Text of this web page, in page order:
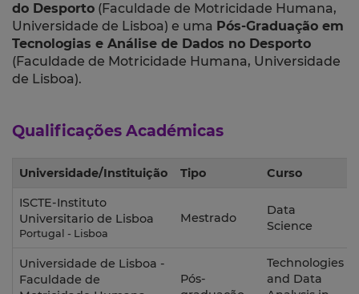
do Desporto (Faculdade de Motricidade Humana,
Universidade de Lisboa) e uma Pós-Graduação em
Tecnologias e Análise de Dados no Desporto
(Faculdade de Motricidade Humana, Universidade
de Lisboa).
Qualificações Académicas
Universidade/Instituição Tipo Curso
ISCTE-Instituto
Universitario de Lisboa
Portugal - Lisboa
Mestrado
Data
Science
Universidade de Lisboa -
Faculdade de
Pós-
Technologies
and Data